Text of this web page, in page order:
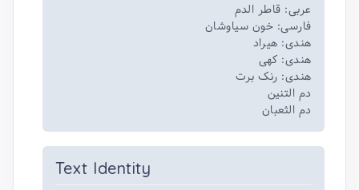
عربی: قاطر الدم
فارسی: خون سیاوشان
هندی: هیراد
هندی: کهی
هندی: رنک برت
دم التنین
دم الثعبان
Text Identity